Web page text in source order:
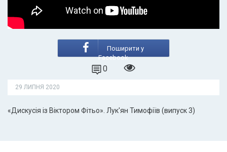
Поширити у
Facebook
0
29 ЛИПНЯ 2020
«Дискусія із Віктором Фітьо». Лук'ян Тимофіїв (випуск 3)